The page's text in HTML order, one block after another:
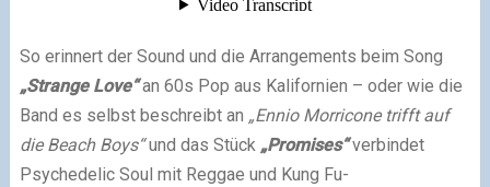
So erinnert der Sound und die Arrangements beim Song
„Strange Love“ an 60s Pop aus Kalifornien – oder wie die
Band es selbst beschreibt an „Ennio Morricone trifft auf
die Beach Boys“und das Stück„Promises“verbindet
Psychedelic Soul mit Reggae und Kung Fu-